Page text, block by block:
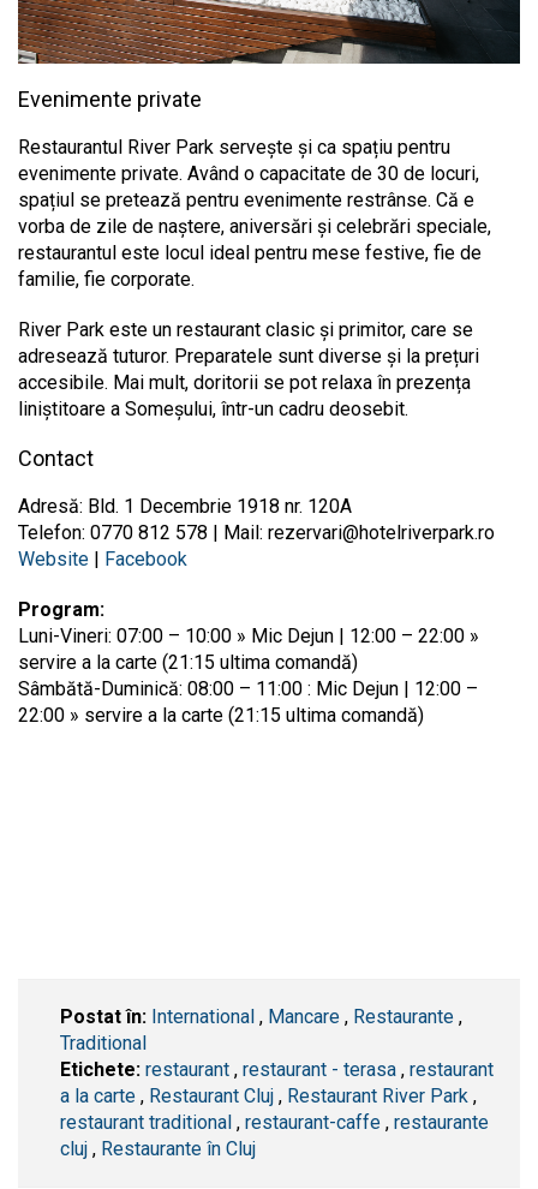
Evenimente private
Restaurantul River Park servește și ca spațiu pentru
evenimente private. Având o capacitate de 30 de locuri,
spațiul se pretează pentru evenimente restrânse. Că e
vorba de zile de naștere, aniversări și celebrări speciale,
restaurantul este locul ideal pentru mese festive, fie de
familie, fie corporate.
River Park este un restaurant clasic și primitor, care se
adresează tuturor. Preparatele sunt diverse și la prețuri
accesibile. Mai mult, doritorii se pot relaxa în prezența
liniștitoare a Someșului, într-un cadru deosebit.
Contact
Adresă: Bld. 1 Decembrie 1918 nr. 120A
Telefon: 0770 812 578 | Mail: rezervari@hotelriverpark.ro
Website | Facebook
Program:
Luni-Vineri: 07:00 – 10:00 » Mic Dejun | 12:00 – 22:00 »
servire a la carte (21:15 ultima comandă)
Sâmbătă-Duminică: 08:00 – 11:00 : Mic Dejun | 12:00 –
22:00 » servire a la carte (21:15 ultima comandă)
Postat în: International , Mancare , Restaurante ,
Traditional
Etichete: restaurant , restaurant - terasa , restaurant
a la carte , Restaurant Cluj , Restaurant River Park ,
restaurant traditional , restaurant-caffe , restaurante
cluj , Restaurante în Cluj